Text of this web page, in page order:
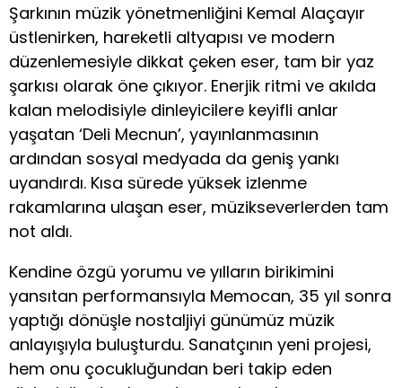
Şarkının müzik yönetmenliğini Kemal Alaçayır
üstlenirken, hareketli altyapısı ve modern
düzenlemesiyle dikkat çeken eser, tam bir yaz
şarkısı olarak öne çıkıyor. Enerjik ritmi ve akılda
kalan melodisiyle dinleyicilere keyifli anlar
yaşatan ‘Deli Mecnun’, yayınlanmasının
ardından sosyal medyada da geniş yankı
uyandırdı. Kısa sürede yüksek izlenme
rakamlarına ulaşan eser, müzikseverlerden tam
not aldı.
Kendine özgü yorumu ve yılların birikimini
yansıtan performansıyla Memocan, 35 yıl sonra
yaptığı dönüşle nostaljiyi günümüz müzik
anlayışıyla buluşturdu. Sanatçının yeni projesi,
hem onu çocukluğundan beri takip eden